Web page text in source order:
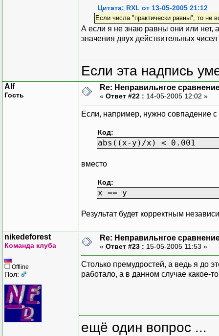
Цитата: RXL от 13-05-2005 21:12
Если числа "практически равны", то не
А если я не знаю равны они или нет,
значения двух действительных
Если эта надпись
Alf
Гость
Re: Неправильнгое
« Ответ #22 : 14-05-2005 12:02 »
Если, например, нужно совпадение
Код:
abs((x-y)/x) < 0.001
вместо
Код:
x == y
Результат будет корректным
nikedeforest
Команда клуба
Offline
Пол:
Re: Неправильнгое
« Ответ #23 : 15-05-2005 11:53 »
Столько премудростей, а ведь я до
работало, а в данном случае какое-
ещё один вопрос ...